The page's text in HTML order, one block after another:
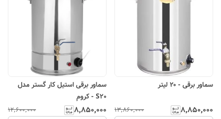
سماور برقی - ۲۰ لیتر
۸٬۸۵۰٬۰۰۰ ۱۳٬۸۶۰٬۰۰۰
سماور برقی استیل کار گستر مدل
S20 - کروم
۸٬۸۵۰٬۰۰۰ ۱۲٬۶۰۰٬۰۰۰